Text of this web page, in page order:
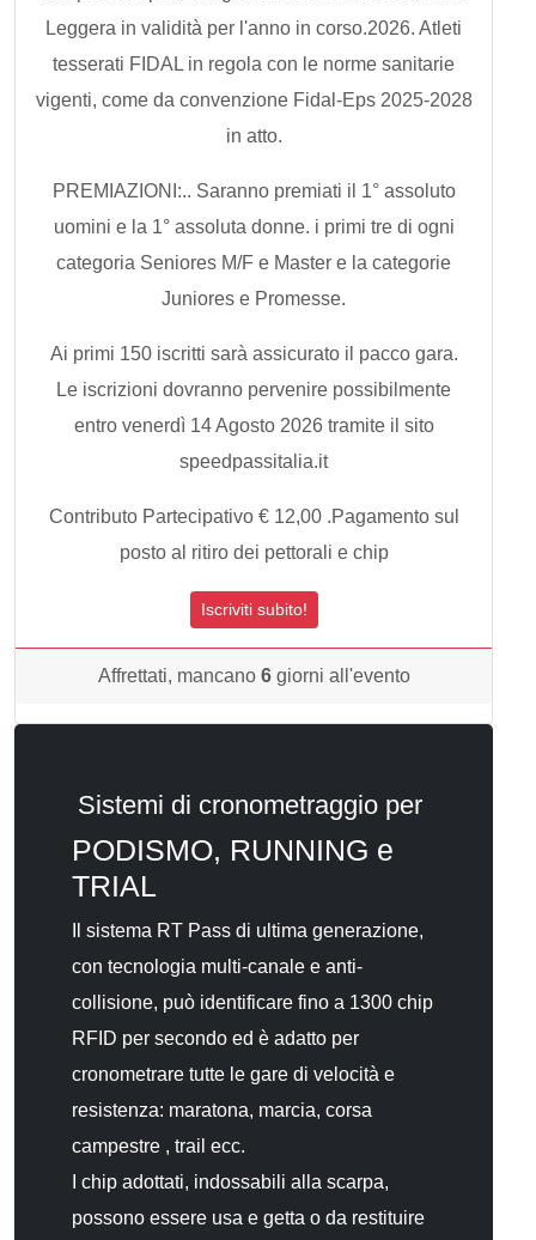
Leggera in validità per l'anno in corso.2026. Atleti
tesserati FIDAL in regola con le norme sanitarie
vigenti, come da convenzione Fidal-Eps 2025-2028
in atto.
PREMIAZIONI:.. Saranno premiati il 1° assoluto
uomini e la 1° assoluta donne. i primi tre di ogni
categoria Seniores M/F e Master e la categorie
Juniores e Promesse.
Ai primi 150 iscritti sarà assicurato il pacco gara.
Le iscrizioni dovranno pervenire possibilmente
entro venerdì 14 Agosto 2026 tramite il sito
speedpassitalia.it
Contributo Partecipativo € 12,00 .Pagamento sul
posto al ritiro dei pettorali e chip
Iscriviti subito!
Affrettati, mancano 6giorni all'evento
Sistemi di cronometraggio per
PODISMO, RUNNING e
TRIAL
Il sistema RT Pass di ultima generazione,
con tecnologia multi-canale e anti-
collisione, può identificare fino a 1300 chip
RFID per secondo ed è adatto per
cronometrare tutte le gare di velocità e
resistenza: maratona, marcia, corsa
campestre , trail ecc.
I chip adottati, indossabili alla scarpa,
possono essere usa e getta o da restituire